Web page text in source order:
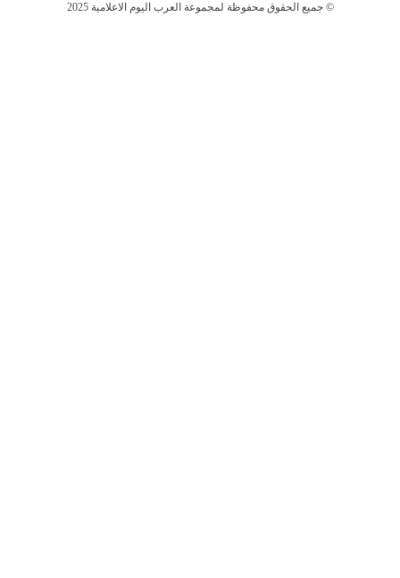
جميع الحقوق محفوظة لمجموعة العرب اليوم الاعلامية 2025 ©